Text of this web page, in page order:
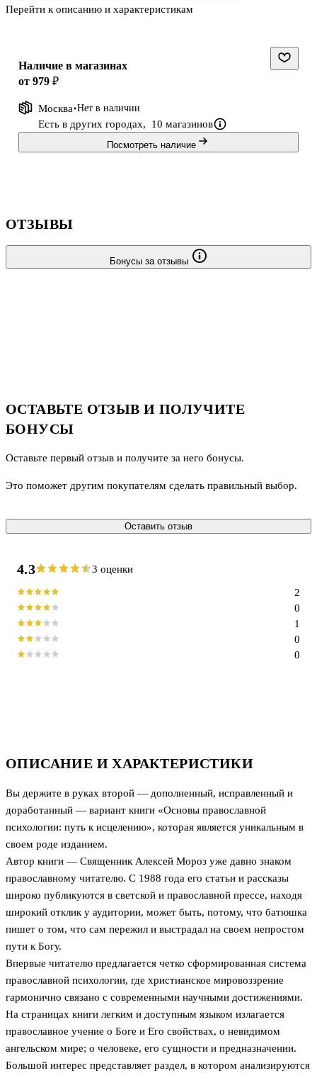
православному читателю. С 1988 года его статьи и рассказы
пишет о том, что сам пережил и выстрадал на своем непростом
пути к Богу.
православной психологии, где христианское мировоззрение
гармонично связано с современными научными достижениями.
На страницах книги легким
Перейти к описанию и характеристикам
Наличие в магазинах
от 979 ₽
Москва Нет в наличии
Есть в других городах, 10 магазинов
Посмотреть наличие
ОПИСАНИЕ И ХАРАКТЕРИСТИКИ
Вы держите в руках второй — дополненный, исправленный и
доработанный — вариант книги «Основы православной
психологии: путь к исцелению», которая является уникальным в
своем роде изданием.
Автор книги — Священник Алексей Мороз уже давно знаком
православному читателю. С 1988 года его статьи и рассказы
широко публикуются в светской и православной прессе, находя
широкий отклик у аудитории, может быть, потому, что батюшка
пишет о том, что сам пережил и выстрадал на своем непростом
пути к Богу.
Впервые читателю предлагается четко сформированная система
православной психологии, где христианское мировоззрение
гармонично связано с современными научными достижениями.
На страницах книги легким и доступным языком излагается
православное учение о Боге и Его свойствах, о невидимом
ангельском мире; о человеке, его сущности и предназначении.
Большой интерес представляет раздел, в котором анализируются
ОТЗЫВЫ
Бонусы за отзывы
ОСТАВЬТЕ ОТЗЫВ И ПОЛУЧИТЕ
БОНУСЫ
Оставьте первый отзыв и получите за него бонусы.
Это поможет другим покупателям сделать правильный выбор.
Оставить отзыв
4.3 3 оценки
0
0
1
0
2